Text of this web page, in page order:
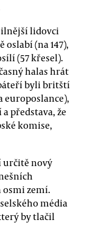
lidovci
oslabí (na 147),
(57 křesel).
halas hrát
byli britští
europoslance),
představa, že
komise,
určitě nový
zemí.
média
by tlačil